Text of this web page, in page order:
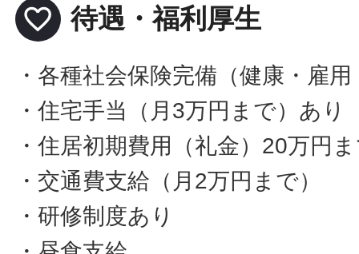
favorite_border 待遇・福利厚生
・各種社会保険完備（健康・雇
・住宅手当（月3万円まで）あり
・住居初期費用（礼金）20万円
・交通費支給（月2万円まで）
・研修制度あり